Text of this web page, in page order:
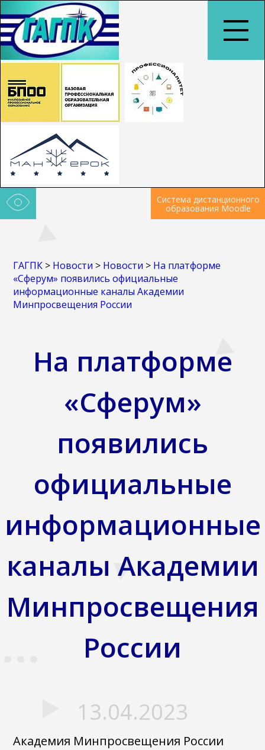
Система дистанционного
образования Moodle
ГАГПК > Новости > Новости > На платформе
«Сферум» появились официальные
информационные каналы Академии
Минпросвещения России
На платформе
«Сферум»
появились
официальные
информационные
каналы Академии
Минпросвещения
России
13.04.2023
Академия Минпросвещения России